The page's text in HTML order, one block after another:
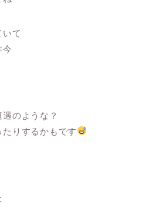
て
今
のような？
りするかもです